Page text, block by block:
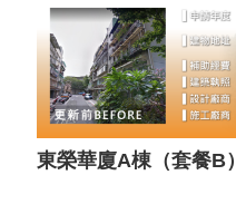
東榮華廈A棟（套餐B）